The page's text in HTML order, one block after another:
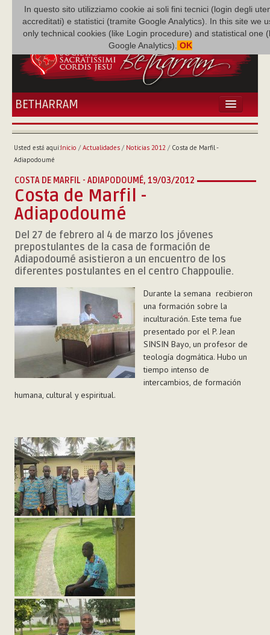
In questo sito utilizziamo cookie ai soli fini tecnici (login degli
accreditati) e statistici (tramite Google Analytics). In this site we
only technical cookies (like Login procedure) and statistical one
Google Analytics). OK
BETHARRAM
INICIO
BETHARRAM
MISIÓN
NEF
MULTIMEDIA
P. AUGUSTO ETCHECOPAR
Usted está aquí:Inicio / Actualidades/ Noticias 2012 / Costa de Marfil -
Adiapodoumé
COSTA DE MARFIL - ADIAPODOUMÉ, 19/03/2012
Costa de Marfil -
Adiapodoumé
Del 27 de febrero al 4 de marzo los jóvenes
prepostulantes de la casa de formación de
Adiapodoumé asistieron a un encuentro de los
diferentes postulantes en el centro Chappoulie.
Durante la semana recibieron
una formación sobre la
inculturación. Este tema fue
presentado por el P. Jean
SINSIN Bayo, un profesor de
teología dogmática. Hubo un
tiempo intenso de
intercambios, de formación
humana, cultural y espiritual.